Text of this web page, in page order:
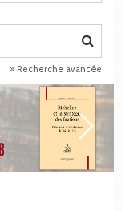
Recherche avancée